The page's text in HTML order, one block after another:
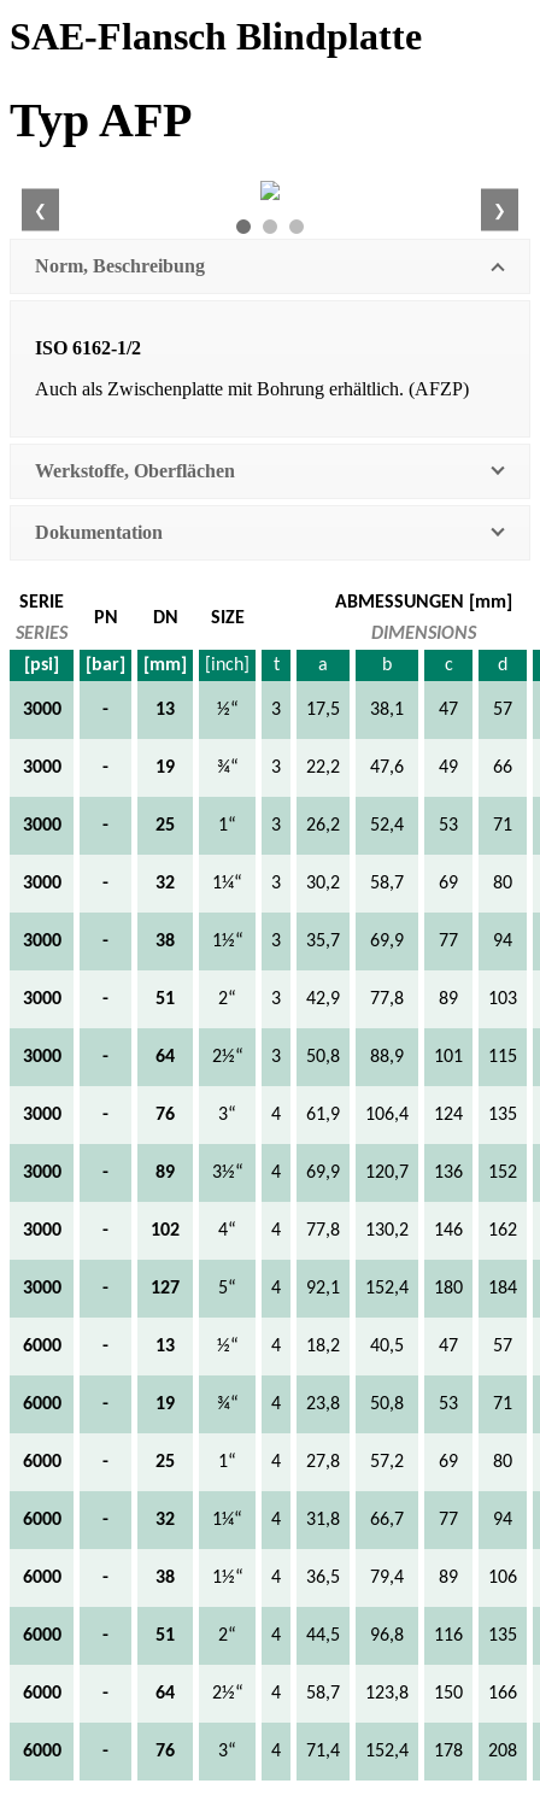
SAE-Flansch Blindplatte
Typ AFP
❮ ❯
Norm, Beschreibung
ISO 6162-1/2
Auch als Zwischenplatte mit Bohrung erhältlich. (AFZP)
Werkstoffe, Oberflächen
Dokumentation
SERIE
PN
DN SIZE
ABMESSUNGEN [mm]
SERIES
DIMENSIONS
[psi]
[bar] [mm] [inch] t a b c d
3000 - 13 ½“ 3 17,5 38,1 47 57
3000 - 19 ¾“ 3 22,2 47,6 49 66
3000 - 25 1“ 3 26,2 52,4 53 71
3000 - 32 1¼“ 3 30,2 58,7 69 80
3000 - 38 1½“ 3 35,7 69,9 77 94
3000 - 51 2“ 3 42,9 77,8 89 103
3000 - 64 2½“ 3 50,8 88,9 101 115
3000 - 76 3“ 4 61,9 106,4 124 135
3000 - 89 3½“ 4 69,9 120,7 136 152
3000 - 102 4“ 4 77,8 130,2 146 162
3000 - 127 5“ 4 92,1 152,4 180 184
6000 - 13 ½“ 4 18,2 40,5 47 57
6000 - 19 ¾“ 4 23,8 50,8 53 71
6000 - 25 1“ 4 27,8 57,2 69 80
6000 - 32 1¼“ 4 31,8 66,7 77 94
6000 - 38 1½“ 4 36,5 79,4 89 106
6000 - 51 2“ 4 44,5 96,8 116 135
6000 - 64 2½“ 4 58,7 123,8 150 166
6000 - 76 3“ 4 71,4 152,4 178 208